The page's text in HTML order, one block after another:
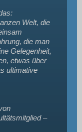
Welt, die
die man
Gelegenheit,
etwas über
ultimative
–